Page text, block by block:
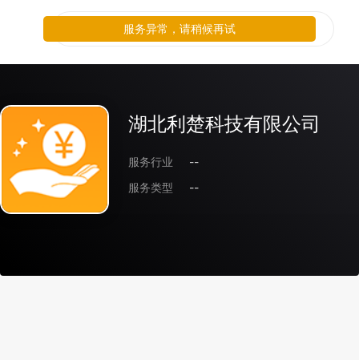
湖北利楚科技有限公司
服务行业
--
服务类型
--
服务异常，请稍候再试